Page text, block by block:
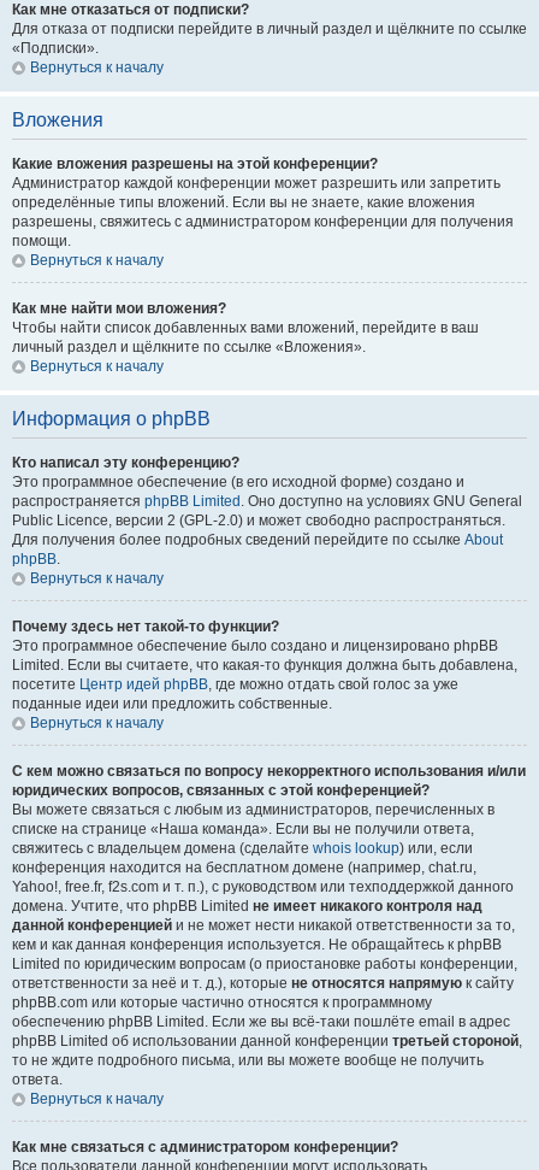
Как мне отказаться от подписки?
Для отказа от подписки перейдите в личный раздел и щёлкните по ссылке
«Подписки».
Вернуться к началу
Вложения
Какие вложения разрешены на этой конференции?
Администратор каждой конференции может разрешить или запретить
определённые типы вложений. Если вы не знаете, какие вложения
разрешены, свяжитесь с администратором конференции для получения
помощи.
Вернуться к началу
Как мне найти мои вложения?
Чтобы найти список добавленных вами вложений, перейдите в ваш
личный раздел и щёлкните по ссылке «Вложения».
Вернуться к началу
Информация о phpBB
Кто написал эту конференцию?
Это программное обеспечение (в его исходной форме) создано и
распространяется phpBB Limited . Оно доступно на условиях GNU General
Public Licence, версии 2 (GPL-2.0) и может свободно распространяться.
Для получения более подробных сведений перейдите по ссылке About
phpBB.
Вернуться к началу
Почему здесь нет такой-то функции?
Это программное обеспечение было создано и лицензировано phpBB
Limited. Если вы считаете, что какая-то функция должна быть добавлена,
посетите Центр идей phpBB, где можно отдать свой голос за уже
поданные идеи или предложить собственные.
Вернуться к началу
С кем можно связаться по вопросу некорректного использования и/или
юридических вопросов, связанных с этой конференцией?
Вы можете связаться с любым из администраторов, перечисленных в
списке на странице «Наша команда». Если вы не получили ответа,
свяжитесь с владельцем домена (сделайте whois lookup) или, если
конференция находится на бесплатном домене (например, chat.ru,
Yahoo!, free.fr, f2s.com и т. п.), с руководством или техподдержкой данного
домена. Учтите, что phpBB Limited не имеет никакого контроля над
данной конференцией и не может нести никакой ответственности за то,
кем и как данная конференция используется. Не обращайтесь к phpBB
Limited по юридическим вопросам (о приостановке работы конференции,
ответственности за неё и т. д.), которые не относятся напрямую к сайту
phpBB.com или которые частично относятся к программному
обеспечению phpBB Limited. Если же вы всё-таки пошлёте email в адрес
phpBB Limited об использовании данной конференции третьей стороной,
то не ждите подробного письма, или вы можете вообще не получить
ответа.
Вернуться к началу
Как мне связаться с администратором конференции?